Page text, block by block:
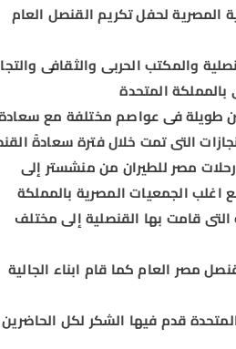
المصرية لحفل تكريم القنصل العام
والمكتب الحربى والثقافى
المتحدة
طويلة فى عواصم مختلفة مع
التى تمت خلال فترة سعادةً
مصر للطيران من منشستر إلى
اغلب الجمعيات المصرية بالمملكة
قامت بها القنصلية إلى مختلف
مصر العام كما قام ابناء الجالية
قدم فيها الشكر لكل الحاضرين